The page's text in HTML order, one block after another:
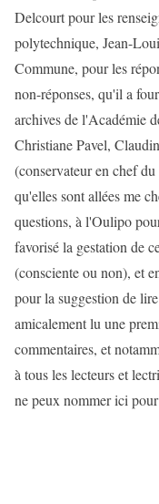
Delcourt pour les
polytechnique, Jean-
Commune, pour les
non-réponses, qu'il a
archives de l'Académie
Christiane Pavel,
(conservateur en chef
qu'elles sont allées me
questions, à l'Oulipo
favorisé la gestation de
(consciente ou non), et
pour la suggestion de
amicalement lu une
commentaires, et
à tous les lecteurs et
ne peux nommer ici